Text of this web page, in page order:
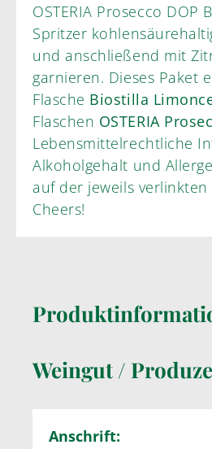
OSTERIA Prosecco DOP BIO (10cl), einen
Spritzer
und anschließend mit Zitrone & Minze
garnieren. Dieses Paket
Flasche
Biostilla
Flaschen
Lebensmittelrechtliche
Alkoholgehalt und Allergene finden Sie
auf der jeweils
Cheers!
Weingut /
Anschrift: